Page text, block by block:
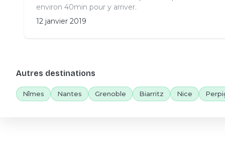
environ 40min pour y arriver.
12 janvier 2019
Autres destinations
Nîmes Nantes Grenoble Biarritz Nice